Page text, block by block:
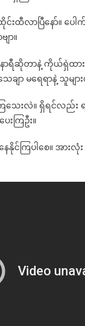
လာပြီနော်။ ပေါက်
ာ။
နာရီဆိုတာနဲ့ ကိုယ်
ျာ မရေရာနဲ့ သူမျာ
းလဲ။ ရှိရင်လည်း ရ
ြဦး။
င်ကြပါစေ။ အား